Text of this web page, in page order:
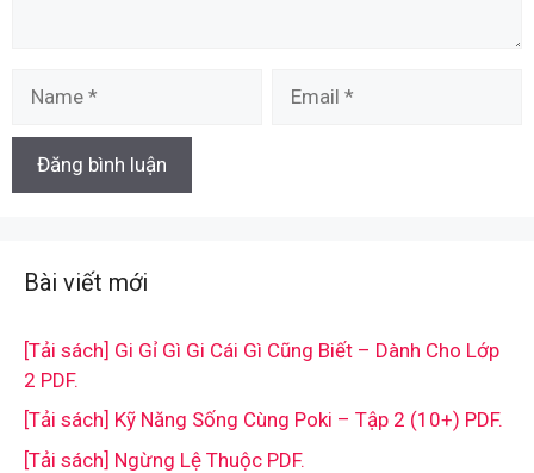
Bài viết mới
[Tải sách] Gi Gỉ Gì Gi Cái Gì Cũng Biết – Dành Cho Lớp
2 PDF.
[Tải sách] Kỹ Năng Sống Cùng Poki – Tập 2 (10+) PDF.
[Tải sách] Ngừng Lệ Thuộc PDF.